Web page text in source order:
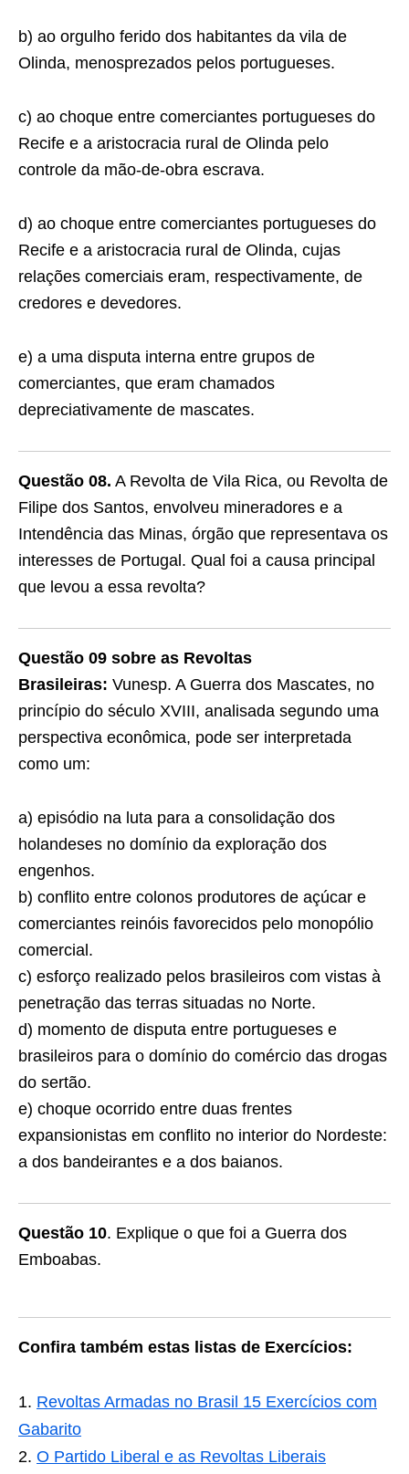
b) ao orgulho ferido dos habitantes da vila de
Olinda, menosprezados pelos portugueses.
c) ao choque entre comerciantes portugueses do
Recife e a aristocracia rural de Olinda pelo
controle da mão-de-obra escrava.
d) ao choque entre comerciantes portugueses do
Re­cife e a aristocracia rural de Olinda, cujas
relações comerciais eram, respectivamente, de
credores e devedores.
e) a uma disputa interna entre grupos de
comercian­tes, que eram chamados
depreciativamente de mascates.
Questão 08. A Revolta de Vila Rica, ou Revolta de
Filipe dos Santos, envolveu mineradores e a
Intendência das Minas, ór­gão que representava os
interesses de Portugal. Qual foi a causa principal
que levou a essa revolta?
Questão 09 sobre as Revoltas
Brasileiras: Vunesp. A Guerra dos Mascates, no
princípio do século XVIII, analisada segundo uma
perspectiva econômica, pode ser interpretada
como um:
a) episódio na luta para a consolidação dos
holande­ses no domínio da exploração dos
engenhos.
b) conflito entre colonos produtores de açúcar e
comerciantes reinóis favorecidos pelo monopólio
comercial.
c) esforço realizado pelos brasileiros com vistas à
penetração das terras situadas no Norte.
d) momento de disputa entre portugueses e
brasileiros para o domínio do comércio das drogas
do sertão.
e) choque ocorrido entre duas frentes
expansionistas em conflito no interior do Nordeste:
a dos bandei­rantes e a dos baianos.
Questão 10. Explique o que foi a Guerra dos
Emboabas.
Confira também estas listas de Exercícios:
Revoltas Armadas no Brasil 15 Exercícios com
Gabarito
O Partido Liberal e as Revoltas Liberais